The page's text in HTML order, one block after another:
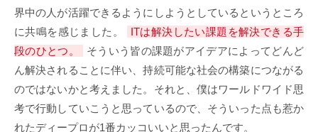
界中の人が活躍できるようにしようとしているというところ
に共鳴を感じました。
ITは解決したい課題を解決できる手
段のひとつ。
そういう皆の課題がアイデアによってどんど
ん解決されることに伴い、持続可能な社会の構築につながる
のではないかと考えました。それと、僕はワールドワイド思
考で行動していこうと思っているので、そういった点も惹か
れたディープロが1番カッコいいと思ったんです。